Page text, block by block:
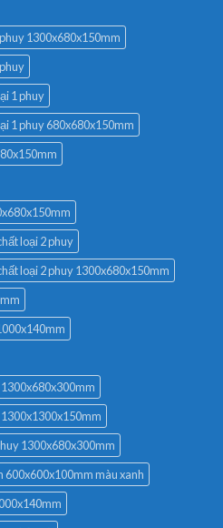
1300x680x150mm
1 phuy
1 phuy 680x680x150mm
loại 2 phuy
loại 2 phuy 1300x680x150mm
1300x680x300mm
600x600x100mm màu xanh